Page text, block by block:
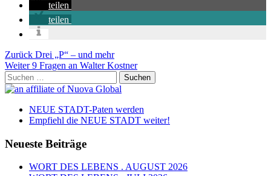
teilen
teilen
Beitragsnavigation
Vorheriger
Beitrag
Zurück Drei „P“ – und mehr
Nächster
Beitrag
Weiter 9 Fragen an Walter Kostner
Suchen
nach:
NEUE STADT-Paten werden
Empfiehl die NEUE STADT weiter!
Neueste Beiträge
WORT DES LEBENS . AUGUST 2026